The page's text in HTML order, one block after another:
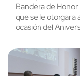
Bandera de
que se le otorgara
ocasión del